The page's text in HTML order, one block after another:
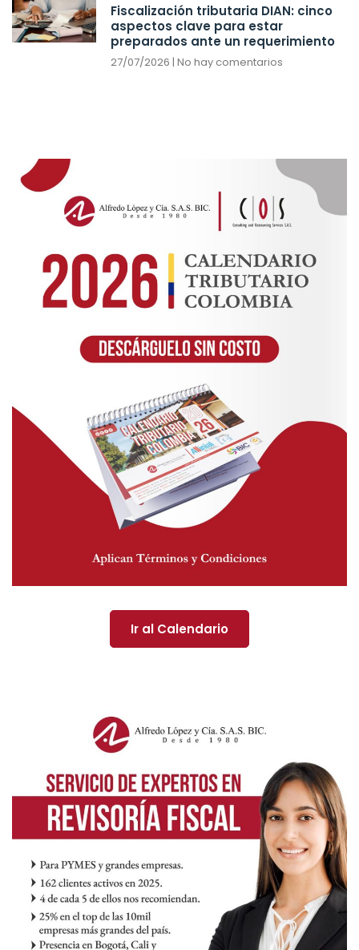
Fiscalización tributaria DIAN: cinco
aspectos clave para estar
preparados ante un requerimiento
27/07/2026 No hay comentarios
Ir al Calendario